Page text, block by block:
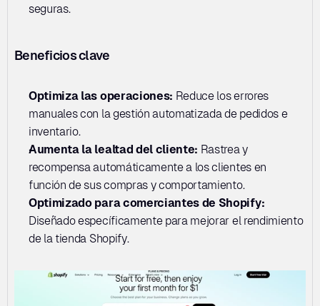
seguras.
Beneficios clave
Optimiza las operaciones: Reduce los errores
manuales con la gestión automatizada de pedidos e
inventario.
Aumenta la lealtad del cliente: Rastrea y
recompensa automáticamente a los clientes en
función de sus compras y comportamiento.
Diseñado específicamente para mejorar el rendimiento
de la tienda Shopify.